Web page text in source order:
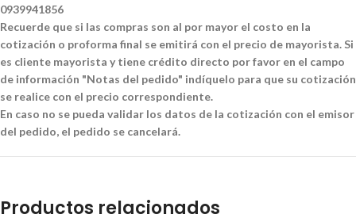
0939941856
Recuerde que si las compras son al por mayor el costo en la
cotización o proforma final se emitirá con el precio de mayorista. Si
es cliente mayorista y tiene crédito directo por favor en el campo
de información "Notas del pedido" indíquelo para que su cotización
se realice con el precio correspondiente.
En caso no se pueda validar los datos de la cotización con el emisor
del pedido, el pedido se cancelará.
Productos relacionados